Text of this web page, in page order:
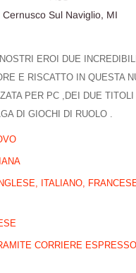
Cernusco Sul Naviglio, MI
EROI DUE
E RISCATTO IN QUESTA
PER PC ,DEI DUE TITOLI
DI GIOCHI DI RUOLO .
ITALIANO,
CORRIERE